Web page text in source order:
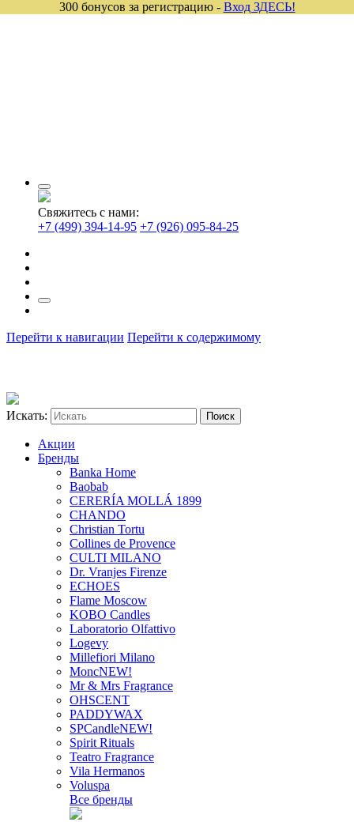
Свяжитесь с нами:
+7 (499) 394-14-95 +7 (926) 095-84-25
Перейти к навигации Перейти к содержимому
Искать:
Акции
Бренды
Banka Home
Baobab
CERERÍA MOLLÁ 1899
CHANDO
Christian Tortu
Collines de Provence
CULTI MILANO
Dr. Vranjes Firenze
ECHOES
Flame Moscow
KOBO Candles
Laboratorio Olfattivo
Logevy
Millefiori Milano
MoncNEW!
Mr & Mrs Fragrance
OHSCENT
PADDYWAX
SPCandleNEW!
Spirit Rituals
Teatro Fragrance
Vila Hermanos
Voluspa
Все бренды
300 бонусов за регистрацию - Вход ЗДЕСЬ!